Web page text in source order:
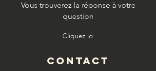
Vous trouverez la réponse à votre
question
Cliquez ici
CONTACT